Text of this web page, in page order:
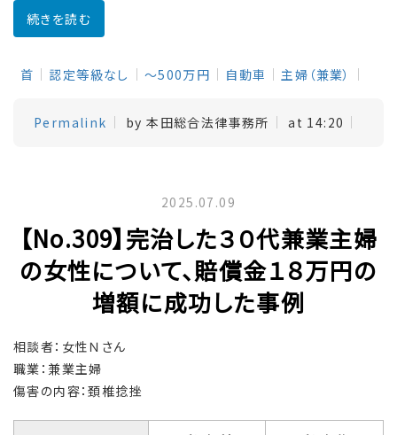
続きを読む
首 認定等級なし ～500万円 自動車 主婦（兼業）
Permalink by 本田総合法律事務所 at 14:20
2025.07.09
【No.309】完治した３０代兼業主婦
の女性について、賠償金１８万円の
増額に成功した事例
相談者：女性Ｎさん
職業：兼業主婦
傷害の内容：頚椎捻挫